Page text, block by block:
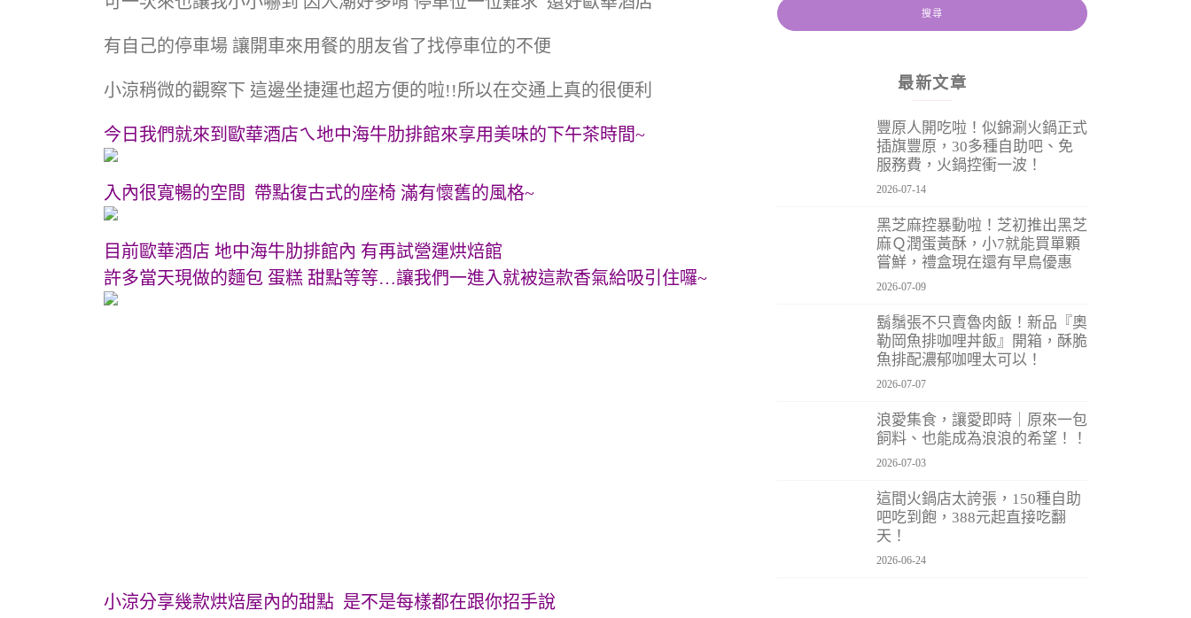
有自己的停車場 讓開車來用餐的朋友省了找停車位的不便
小涼稍微的觀察下 這邊坐捷運也超方便的啦!!所以在交通上真的很便利
今日我們就來到歐華酒店ㄟ地中海牛肋排館來享用美味的下午茶時間~
入內很寬暢的空間 帶點復古式的座椅 滿有懷舊的風格~
目前歐華酒店 地中海牛肋排館內 有再試營運烘焙館
許多當天現做的麵包 蛋糕 甜點等等…讓我們一進入就被這款香氣給吸引住囉~
小涼分享幾款烘焙屋內的甜點 是不是每樣都在跟你招手說
最新文章
豐原人開吃啦！似錦涮火鍋正式
插旗豐原，30多種自助吧、免
服務費，火鍋控衝一波！
2026-07-14
黑芝麻控暴動啦！芝初推出黑芝
麻Ｑ潤蛋黃酥，小7就能買單顆
嘗鮮，禮盒現在還有早鳥優惠
2026-07-09
鬍鬚張不只賣魯肉飯！新品『奧
勒岡魚排咖哩丼飯』開箱，酥脆
魚排配濃郁咖哩太可以！
2026-07-07
浪愛集食，讓愛即時｜原來一包
飼料、也能成為浪浪的希望！！
2026-07-03
這間火鍋店太誇張，150種自助
吧吃到飽，388元起直接吃翻
天！
2026-06-24